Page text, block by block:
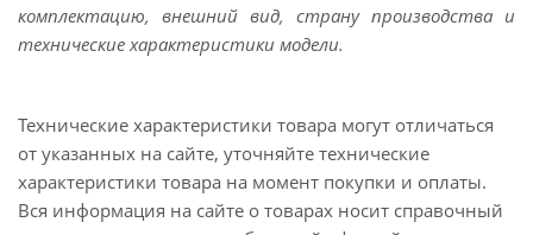
комплектацию, внешний вид, страну производства и
технические характеристики модели.
Технические характеристики товара могут отличаться
от указанных на сайте, уточняйте технические
характеристики товара на момент покупки и оплаты.
Вся информация на сайте о товарах носит справочный